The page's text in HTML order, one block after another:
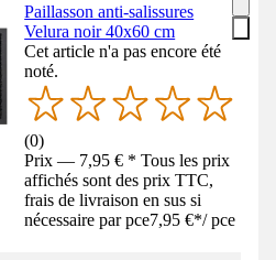
Paillasson anti-salissures
Velura noir 40x60 cm
Cet article n'a pas encore été
noté.
(0)
Prix — 7,95 € * Tous les prix
affichés sont des prix TTC,
frais de livraison en sus si
nécessaire par pce7,95 €*/ pce